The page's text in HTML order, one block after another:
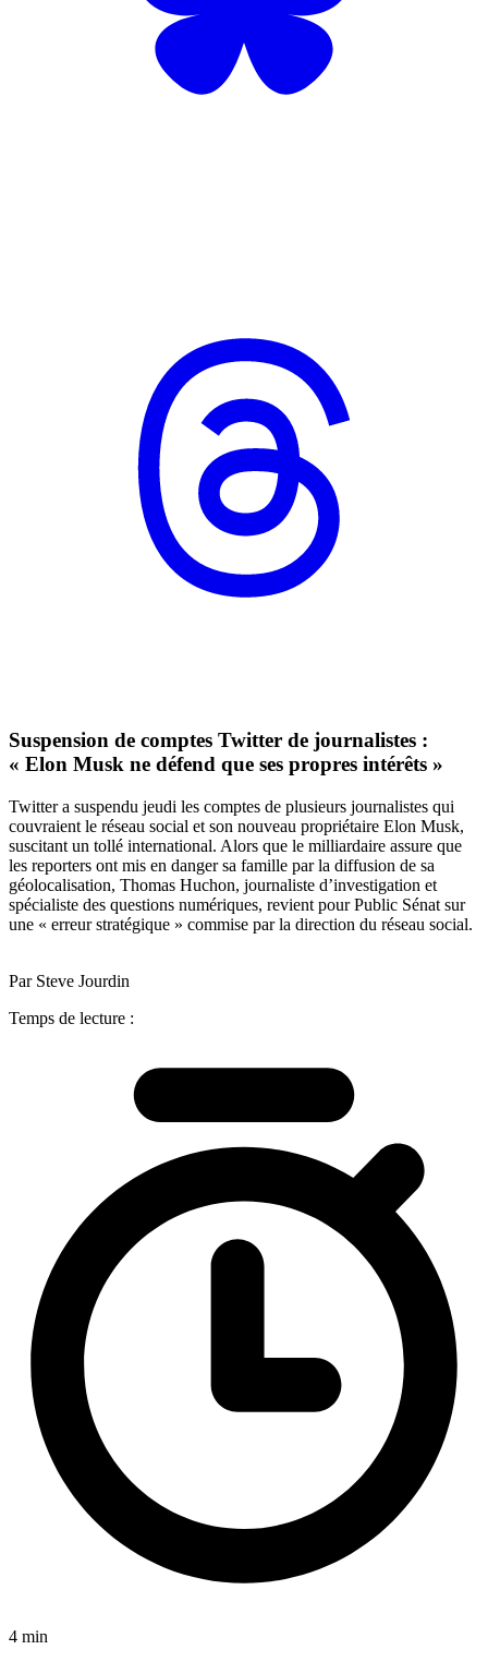
Suspension de comptes Twitter de journalistes :
« Elon Musk ne défend que ses propres intérêts »
Twitter a suspendu jeudi les comptes de plusieurs journalistes qui
couvraient le réseau social et son nouveau propriétaire Elon Musk,
suscitant un tollé international. Alors que le milliardaire assure que
les reporters ont mis en danger sa famille par la diffusion de sa
géolocalisation, Thomas Huchon, journaliste d’investigation et
spécialiste des questions numériques, revient pour Public Sénat sur
une « erreur stratégique » commise par la direction du réseau social.
Par Steve Jourdin
Temps de lecture :
4 min